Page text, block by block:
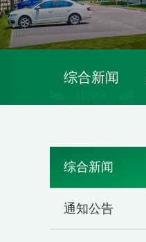
综合新闻
综合新闻
通知公告